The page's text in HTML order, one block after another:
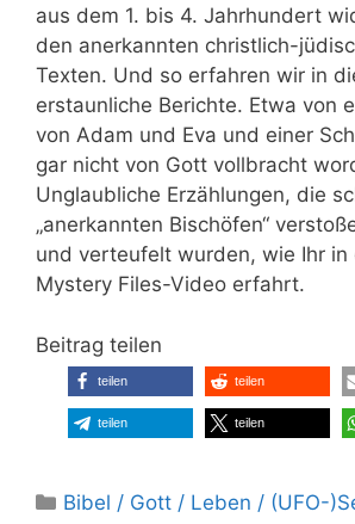
aus dem 1. bis 4. Jahrhundert
den anerkannten christlich-
Texten. Und so erfahren wir in
erstaunliche Berichte. Etwa von
von Adam und Eva und einer
gar nicht von Gott vollbracht
Unglaubliche Erzählungen, die
„anerkannten Bischöfen“
und verteufelt wurden, wie Ihr in
Mystery Files-Video erfahrt.
Beitrag teilen
teilen teilen
teilen teilen
Kategorien
Bibel / Gott / Leben / (UFO-